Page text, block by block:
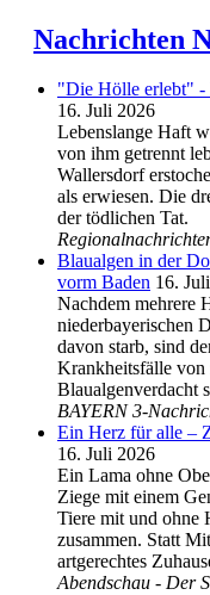
Nachrichten
"Die Hölle erlebt" -
16. Juli 2026
Lebenslange Haft
von ihm getrennt
Wallersdorf
als erwiesen. Die
der tödlichen Tat.
Blaualgen in der
vorm Baden 16.
Nachdem mehrere
niederbayerischen
davon starb, sind
Krankheitsfälle von
Blaualgenverdacht
BAYERN 3-
Ein Herz für alle –
16. Juli 2026
Ein Lama ohne
Ziege mit einem
Tiere mit und ohne
zusammen. Statt
artgerechtes
Abendschau - Der